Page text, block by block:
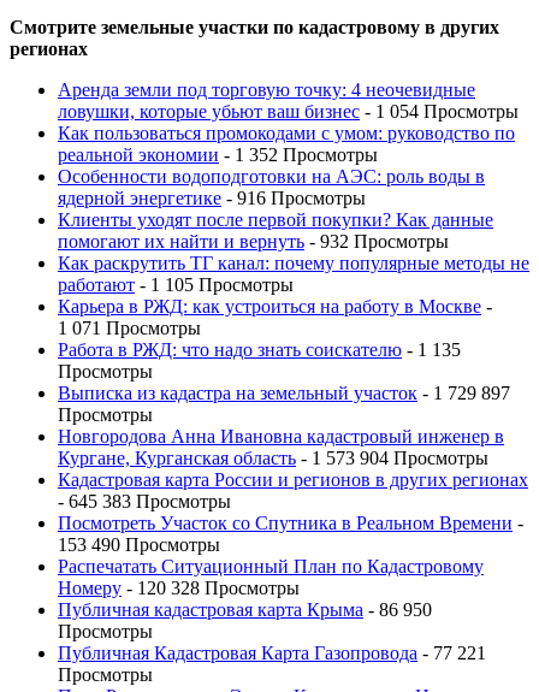
Смотрите земельные участки по кадастровому в других
регионах
Аренда земли под торговую точку: 4 неочевидные
ловушки, которые убьют ваш бизнес - 1 054 Просмотры
Как пользоваться промокодами с умом: руководство по
реальной экономии - 1 352 Просмотры
Особенности водоподготовки на АЭС: роль воды в
ядерной энергетике - 916 Просмотры
Клиенты уходят после первой покупки? Как данные
помогают их найти и вернуть - 932 Просмотры
Как раскрутить ТГ канал: почему популярные методы не
работают - 1 105 Просмотры
Карьера в РЖД: как устроиться на работу в Москве -
1 071 Просмотры
Работа в РЖД: что надо знать соискателю - 1 135
Просмотры
Выписка из кадастра на земельный участок - 1 729 897
Просмотры
Новгородова Анна Ивановна кадастровый инженер в
Кургане, Курганская область - 1 573 904 Просмотры
Кадастровая карта России и регионов в других регионах
- 645 383 Просмотры
Посмотреть Участок со Спутника в Реальном Времени -
153 490 Просмотры
Распечатать Ситуационный План по Кадастровому
Номеру - 120 328 Просмотры
Публичная кадастровая карта Крыма - 86 950
Просмотры
Публичная Кадастровая Карта Газопровода - 77 221
Просмотры